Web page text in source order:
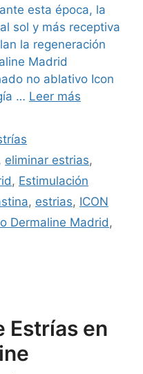
esta época, la
sol y más receptiva
la regeneración
Madrid
no ablativo Icon
… Leer más
, eliminar estrias,
, Estimulación
, estrias, ICON
Dermaline Madrid ,
Estrías en